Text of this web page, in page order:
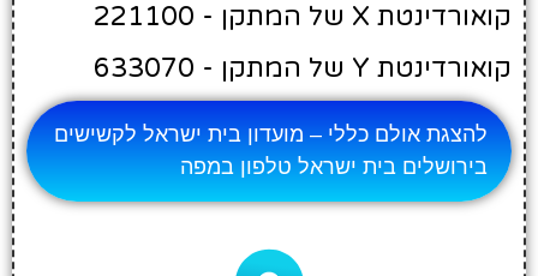
קואורדינטת X של המתקן - 221100
קואורדינטת Y של המתקן - 633070
להצגת אולם כללי – מועדון בית ישראל לקשישים
בירושלים בית ישראל טלפון במפה